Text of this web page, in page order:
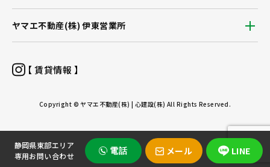
ヤマエ不動産(株) 伊東営業所
【 賃貸情報 】
Copyright © ヤマエ不動産(株) | 心建設(株) All Rights Reserved.
静岡県東部エリア
専用お問い合わせ
電話 メール LINE